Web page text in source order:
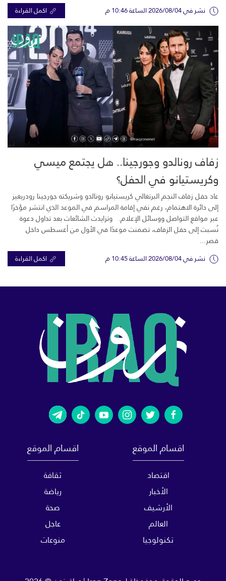
نشر في 2026/08/04 الساعة 10:46 م اكمل القراءة
زفاف رونالدو وجورجينا.. هل يجتمع ميسي
وكريستيانو في الحفل؟
عاد حفل زفاف النجم البرتغالي كريستيانو رونالدو وشريكته جورجينا رودريغيز
إلى دائرة الاهتمام، رغم نفي إقامة المراسم في الموعد الذي انتشر مؤخرًا
عبر مواقع التواصل ووسائل الإعلام. وتزايدت الشائعات بعد تداول دعوة
نُسبت إلى حفل الزفاف، تضمنت موعدًا في الأول من أغسطس داخل
قصر...
نشر في 2026/08/04 الساعة 10:45 م اكمل القراءة
اقسام الموقع
اقتصاد
الأخبار
الأرشيف
العالم
تكنولوجيا
اقسام الموقع
ثقافة
رياضة
صحة
عاجل
منوعات